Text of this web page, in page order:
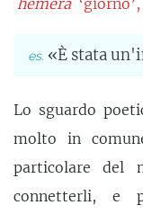
heméra
«È stata
Lo sguardo
molto in
particolare del
connetterli, e